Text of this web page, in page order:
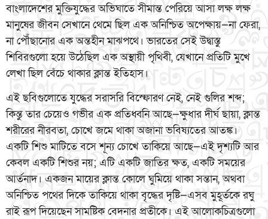
বাংলাদেশের মুক্তিযুদ্ধের অভিঘাতে সীমান্ত পেরিয়ে আসা লক্ষ লক্ষ
মানুষের জীবন সেখানে থেমে ছিল এক অনিশ্চিত অপেক্ষায়—না ফেরা,
না পৌঁছানোর এক অন্তহীন মাঝপথে। ভারতের সেই উদ্বাস্তু
শিবিরগুলো হয়ে উঠেছিল এক অস্থায়ী পৃথিবী, যেখানে প্রতিটি মুখে
লেখা ছিল বেঁচে থাকার ক্লান্ত ইতিহাস।
এই ছবিগুলোতে যুদ্ধের সরাসরি বিস্ফোরণ নেই, নেই গুলির শব্দ;
কিন্তু তার চেয়েও গভীর এক প্রতিধ্বনি আছে—ক্ষুধার দীর্ঘ ছায়া, ক্লান্ত
শরীরের নীরবতা, চোখে জমে থাকা অজানা ভবিষ্যতের আতঙ্ক।
একটি শিশু মাটিতে বসে শূন্য চোখে তাকিয়ে আছে—এই দৃশ্যটি আর
কেবল একটি শিশুর নয়; এটি একটি জাতির ক্ষত, একটি সময়ের
আর্তনাদ। একজন মায়ের ক্লান্ত কোলে ঘুমিয়ে থাকা সন্তান, অথবা
অনিশ্চিত পথের দিকে তাকিয়ে থাকা বৃদ্ধের দৃষ্টি—এসব মুহূর্তকে রঘু
রাই রূপ দিয়েছেন সামষ্টিক বেদনার প্রতীকে। এই আলোকচিত্রগুলো